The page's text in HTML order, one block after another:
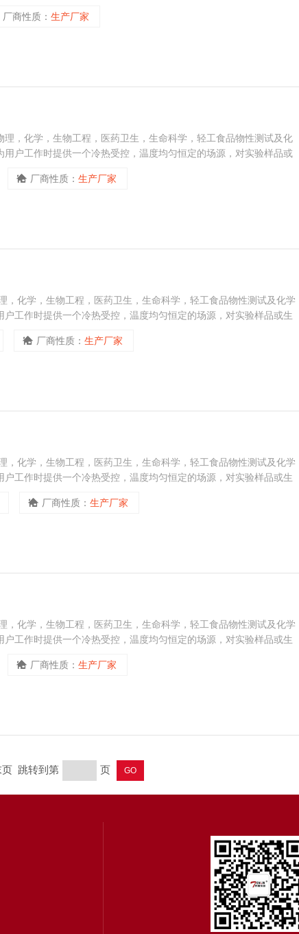
冷和辅助加热或制冷的热源或冷源。天翎低温恒温循环器HX-0508
厂商性质： 生产厂家
，化学，生物工程，医药卫生，生命科学，轻工食品物性测试及化
户工作时提供一个冷热受控，温度均匀恒定的场源，对实验样品或
厂商性质： 生产厂家
，化学，生物工程，医药卫生，生命科学，轻工食品物性测试及化学
工作时提供一个冷热受控，温度均匀恒定的场源，对实验样品或生
厂商性质： 生产厂家
，化学，生物工程，医药卫生，生命科学，轻工食品物性测试及化学
工作时提供一个冷热受控，温度均匀恒定的场源，对实验样品或生
厂商性质： 生产厂家
，化学，生物工程，医药卫生，生命科学，轻工食品物性测试及化学
工作时提供一个冷热受控，温度均匀恒定的场源，对实验样品或生
厂商性质： 生产厂家
跳转到第 页